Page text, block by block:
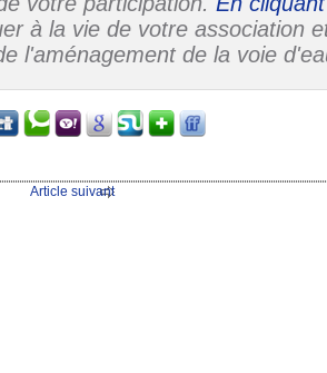
à la vie de votre association
l'aménagement de la voie
Article suivant